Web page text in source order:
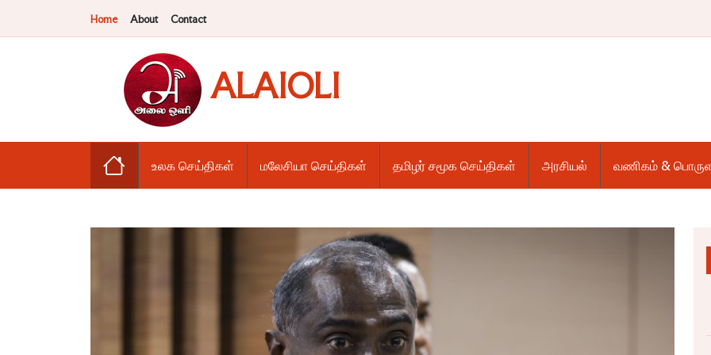
Home About Contact
ALAIOLI
உலக செய்திகள் மலேசியா செய்திகள் தமிழர் சமூக செய்திகள் அரசியல் வணிகம் &